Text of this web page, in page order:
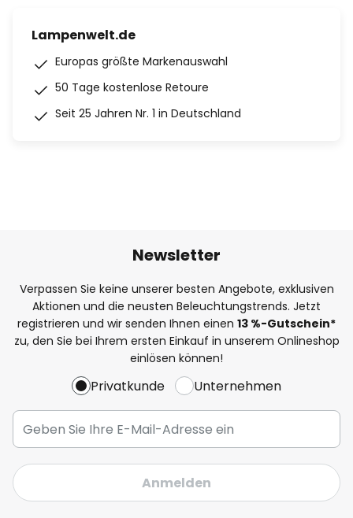
Lampenwelt.de
Europas größte Markenauswahl
50 Tage kostenlose Retoure
Seit 25 Jahren Nr. 1 in Deutschland
Newsletter
Verpassen Sie keine unserer besten Angebote, exklusiven
Aktionen und die neusten Beleuchtungstrends. Jetzt
registrieren und wir senden Ihnen einen 13 %-Gutschein*
zu, den Sie bei Ihrem ersten Einkauf in unserem Onlineshop
einlösen können!
Privatkunde Unternehmen
Anmelden